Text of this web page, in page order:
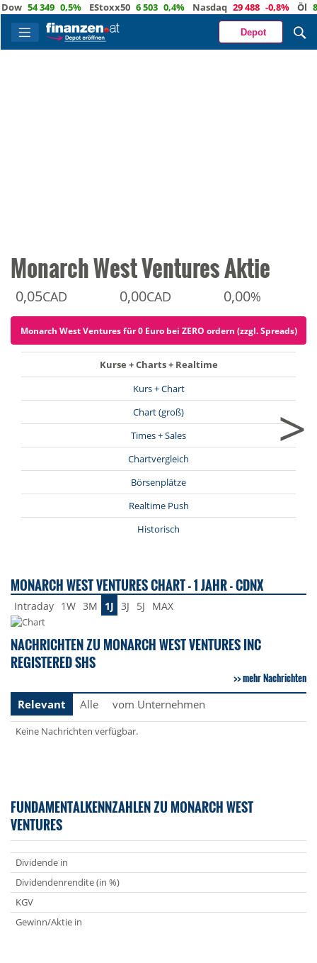
54 349 0,5% EStoxx50 6 503 0,4% Nasdaq 29 488 -0,8% Öl 80,1
Depot
Monarch West Ventures Aktie
0,05CAD 0,00CAD 0,00%
Monarch West Ventures für 0 Euro bei ZERO ordern (zzgl. Spreads)
Kurse + Charts + Realtime
Kurs + Chart
Chart (groß)
Times + Sales
Chartvergleich
Börsenplätze
Realtime Push
Historisch
>
MONARCH WEST VENTURES CHART - 1 JAHR - CDNX
Intraday 1W 3M 1J 3J 5J MAX
NACHRICHTEN ZU MONARCH WEST VENTURES INC
REGISTERED SHS
mehr Nachrichten
Relevant
Alle vom Unternehmen
Keine Nachrichten verfügbar.
FUNDAMENTALKENNZAHLEN ZU MONARCH WEST
VENTURES
Dividende in
Dividendenrendite (in %)
KGV
Gewinn/Aktie in